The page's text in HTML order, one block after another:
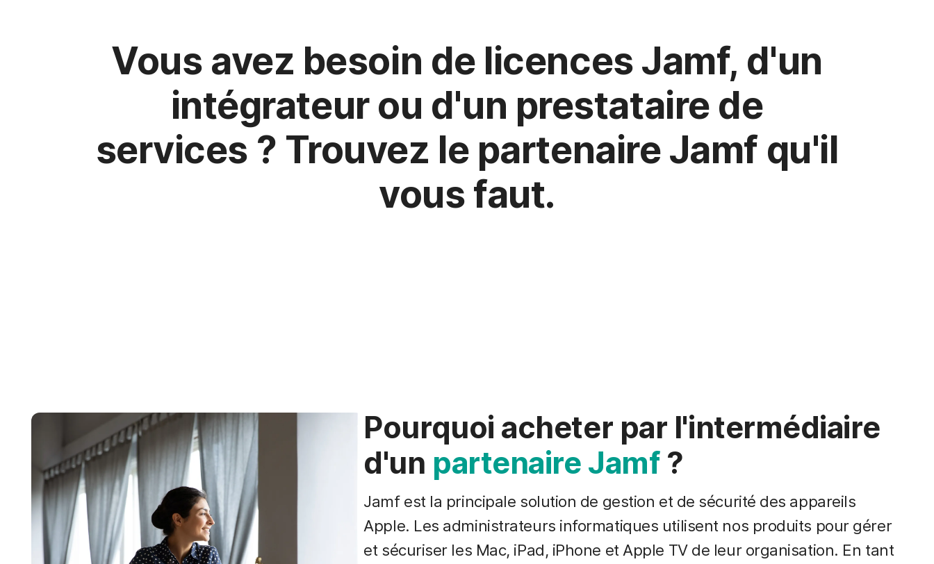
Vous avez besoin de licences Jamf, d'un
intégrateur ou d'un prestataire de
services ? Trouvez le partenaire Jamf qu'il
vous faut.
Pourquoi acheter par l'intermédiaire
d'un partenaire Jamf?
Jamf est la principale solution de gestion et de sécurité des appareils
Apple. Les administrateurs informatiques utilisent nos produits pour gérer
et sécuriser les Mac, iPad, iPhone et Apple TV de leur organisation. En tant